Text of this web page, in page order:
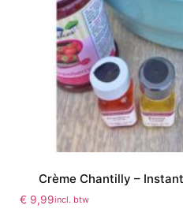
Crème Chantilly –
€ 9,99incl. btw